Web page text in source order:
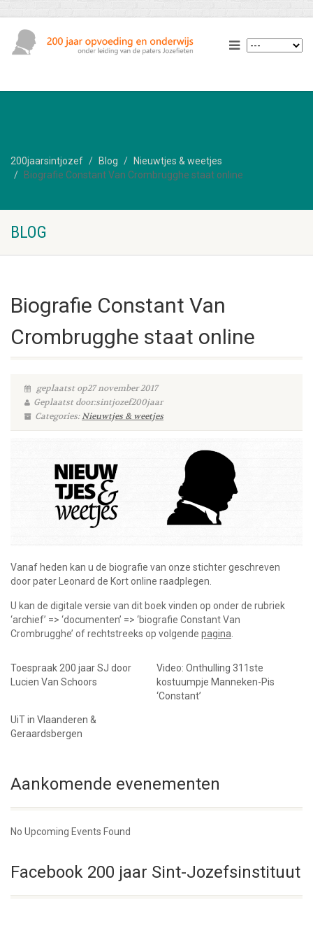
200jaarsintjozef Blog
Nieuwtjes & weetjes
Biografie Constant Van Crombrugghe staat online
BLOG
Biografie Constant Van
Crombrugghe staat online
geplaatst op27 november 2017
Geplaatst door:sintjozef200jaar
Categories:Nieuwtjes & weetjes
Vanaf heden kan u de biografie van onze stichter geschreven
door pater Leonard de Kort online raadplegen.
U kan de digitale versie van dit boek vinden op onder de rubriek
‘archief’ => ‘documenten’ => ‘biografie Constant Van
Crombrugghe’ of rechtstreeks op volgende pagina
Toespraak 200 jaar SJ door
Lucien Van Schoors
Video: Onthulling 311ste
kostuumpje Manneken-Pis
‘Constant’
UiT in Vlaanderen &
Geraardsbergen
Aankomende evenementen
No Upcoming Events Found
Facebook 200 jaar Sint-Jozefsinstituut